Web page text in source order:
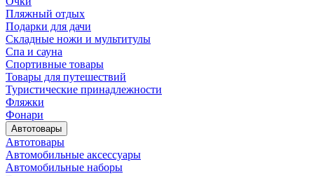
Пляжный отдых
Подарки для дачи
Складные ножи и мультитулы
Спа и сауна
Спортивные товары
Товары для путешествий
Туристические принадлежности
Фляжки
Фонари
Автотовары
Автотовары
Автомобильные аксессуары
Автомобильные наборы